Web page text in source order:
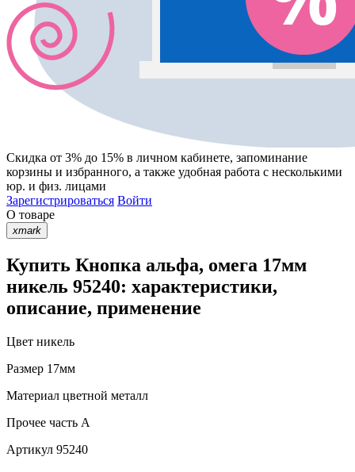
Скидка от 3% до 15% в личном кабинете, запоминание
корзины и избранного, а также удобная работа с несколькими
юр. и физ. лицами
Зарегистрироваться Войти
О товаре
xmark
Купить Кнопка альфа, омега 17мм
никель 95240: характеристики,
описание, применение
Цвет никель
Размер 17мм
Материал цветной металл
Прочее часть A
Артикул 95240